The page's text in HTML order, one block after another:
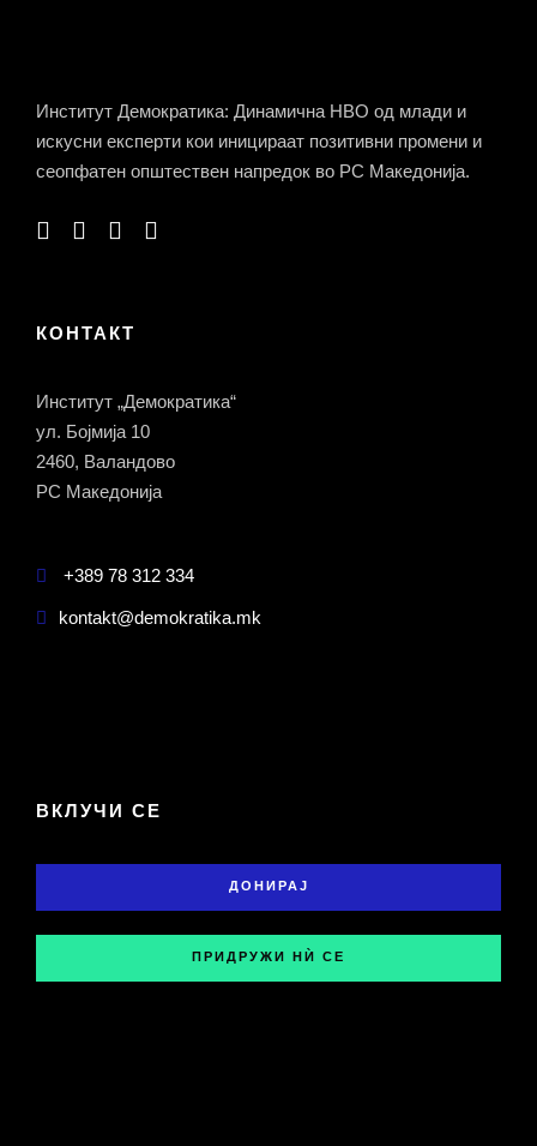
Институт Демократика: Динамична НВО од млади и
искусни експерти кои иницираат позитивни промени и
сеопфатен општествен напредок во РС Македонија.
КОНТАКТ
Институт „Демократика“
ул. Бојмија 10
2460, Валандово
РС Македонија
+389 78 312 334
kontakt@demokratika.mk
ВКЛУЧИ СЕ
ДОНИРАЈ
ПРИДРУЖИ НЍ СЕ